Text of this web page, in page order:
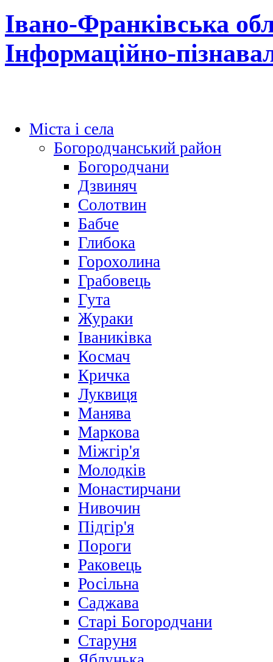
Івано-Франківська
Інформаційно-
Міста і села
Богородчанський район
Богородчани
Дзвиняч
Солотвин
Бабче
Глибока
Горохолина
Грабовець
Гута
Жураки
Іваниківка
Космач
Кричка
Луквиця
Манява
Маркова
Міжгір'я
Молодків
Монастирчани
Нивочин
Підгір'я
Пороги
Раковець
Росільна
Саджава
Старі Богородчани
Старуня